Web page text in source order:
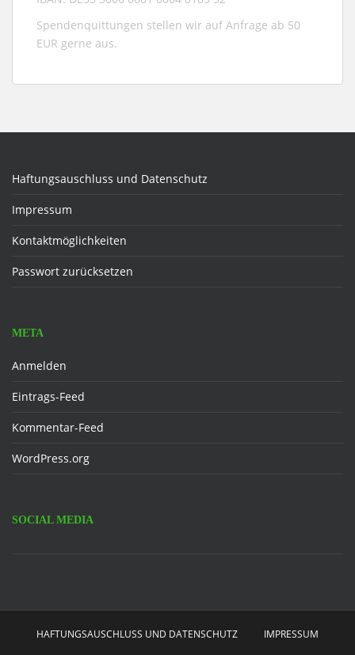
Spendenquittungen stellen wir auf Anfrage ab 50
EUR gerne aus.
Haftungsauschluss und Datenschutz
Impressum
Kontaktmöglichkeiten
Passwort zurücksetzen
META
Anmelden
Eintrags-Feed
Kommentar-Feed
WordPress.org
SOCIAL MEDIA
HAFTUNGSAUSCHLUSS UND DATENSCHUTZ IMPRESSUM